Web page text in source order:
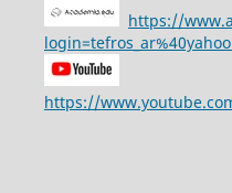
https://
https://